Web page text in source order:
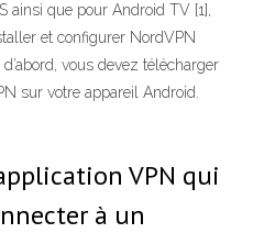
ainsi que pour Android TV [1],
et configurer NordVPN
vous devez télécharger
sur votre appareil Android.
VPN qui
à un